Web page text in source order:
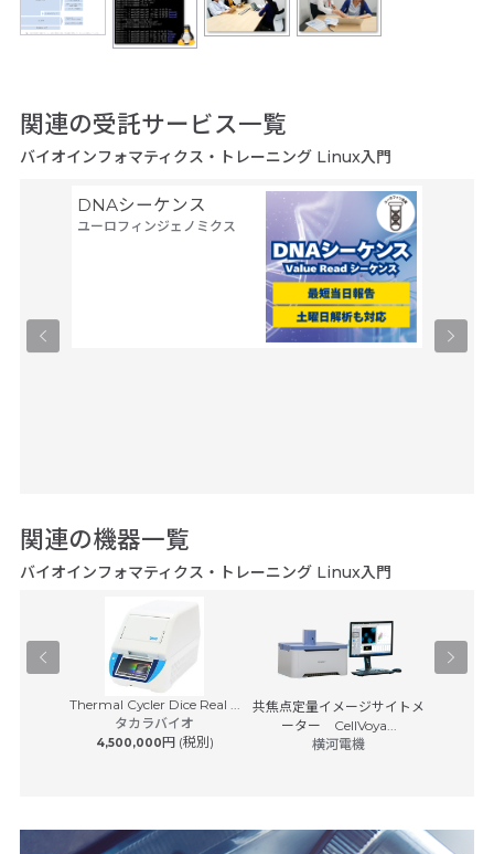
関連の受託サービス一覧
バイオインフォマティクス・トレーニング Linux入門
DNAシーケンス
ユーロフィンジェノミクス
関連の機器一覧
バイオインフォマティクス・トレーニング Linux入門
Thermal Cycler Dice Real ...
タカラバイオ
4,500,000円 (税別)
共焦点定量イメージサイトメ
ーター CellVoya...
横河電機